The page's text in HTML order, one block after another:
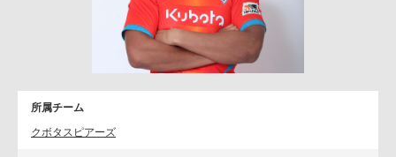
所属チーム
クボタスピアーズ